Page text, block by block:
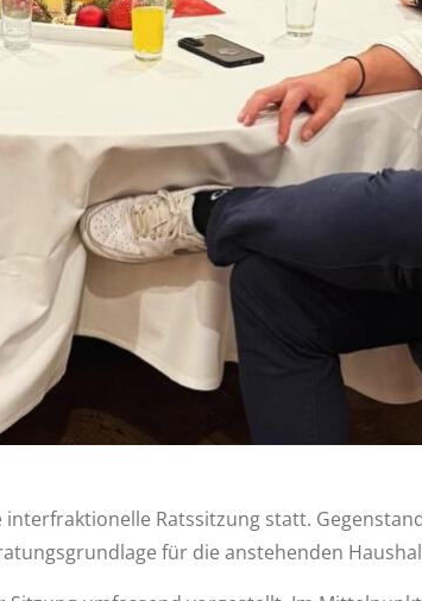
Ratssitzung statt.
für die anstehenden